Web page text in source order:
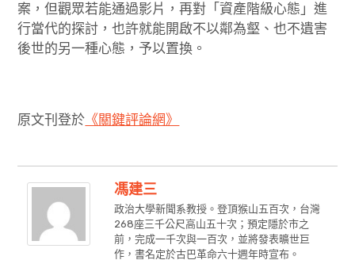
案，但觀眾若能通過影片，再對「資產階級心態」進
行當代的探討，也許就能開啟不以鄰為壑、也不遺害
後世的另一種心態，予以置換。
原文刊登於 《關鍵評論網》
馮建三
政治大學新聞系教授。登頂猴山五百次，台灣
268座三千公尺高山五十次；預定隱於市之
前，完成一千次與一百次，並將發表曠世巨
作，書名定於古巴革命六十週年時宣布。